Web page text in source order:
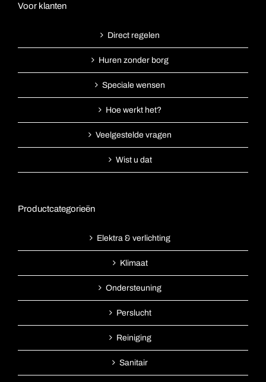
Voor klanten
Direct regelen
Huren zonder borg
Speciale wensen
Hoe werkt het?
Veelgestelde vragen
Wist u dat
Productcategorieën
Elektra & verlichting
Klimaat
Ondersteuning
Perslucht
Reiniging
Sanitair